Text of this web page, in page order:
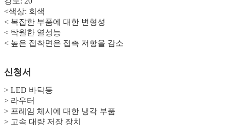
<색상: 회색
< 복잡한 부품에 대한 변형성
< 탁월한 열성능
< 높은 접착면은 접촉 저항을 감소
신청서
> LED 바닥등
> 라우터
> 프레임 체시에 대한 냉각 부품
> 고속 대량 저장 장치